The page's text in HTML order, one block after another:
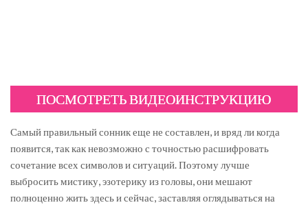
ПОСМОТРЕТЬ ВИДЕОИНСТРУКЦИЮ
Самый правильный сонник еще не составлен, и вряд ли когда
появится, так как невозможно с точностью расшифровать
сочетание всех символов и ситуаций. Поэтому лучше
выбросить мистику, эзотерику из головы, они мешают
полноценно жить здесь и сейчас, заставляя оглядываться на